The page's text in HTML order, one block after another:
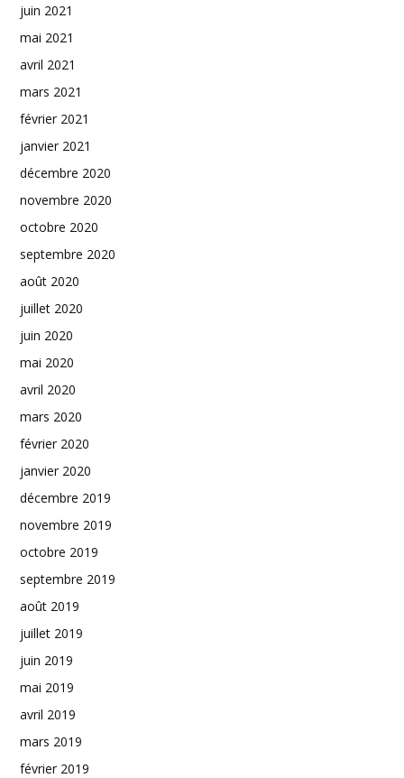
juin 2021
mai 2021
avril 2021
mars 2021
février 2021
janvier 2021
décembre 2020
novembre 2020
octobre 2020
septembre 2020
août 2020
juillet 2020
juin 2020
mai 2020
avril 2020
mars 2020
février 2020
janvier 2020
décembre 2019
novembre 2019
octobre 2019
septembre 2019
août 2019
juillet 2019
juin 2019
mai 2019
avril 2019
mars 2019
février 2019